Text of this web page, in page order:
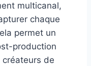
multicanal,
chaque
permet un
production
de